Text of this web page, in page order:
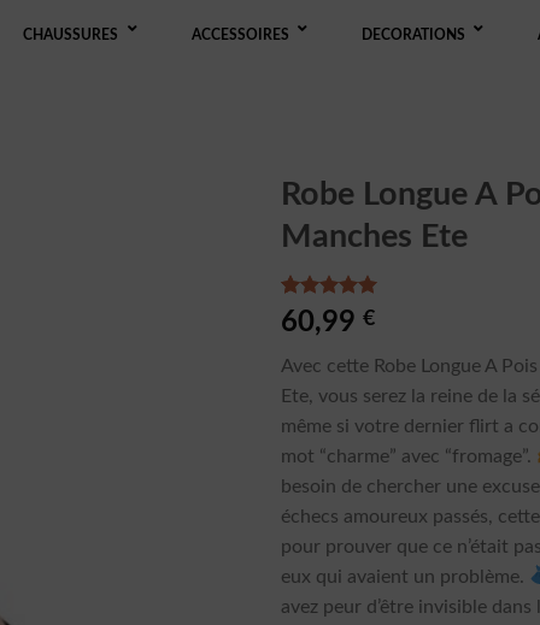
CHAUSSURES ACCESSOIRES DECORATIONS
Robe Longue A
Manches Ete
Noté5.00
sur 5 basé
2
notations
client
60,99€
Avec cette Robe Longue A
Ete, vous serez la reine de la
même si votre dernier flirt a
mot “charme” avec “fromage”.
besoin de chercher une
échecs amoureux passés,
pour prouver que ce n’était
eux qui avaient un problème.
avez peur d’être invisible dans